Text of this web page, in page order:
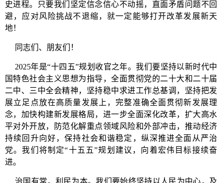
史进程。只要我们坚定信念信心不动摇，直面矛盾问题不回
避，应对风险挑战不退缩，就一定能够打开改革发展新天
地！
同志们、朋友们！
2025年是“十四五”规划收官之年。我们要坚持以新时代中
国特色社会主义思想为指导，全面贯彻党的二十大和二十届
二中、三中全会精神，坚持稳中求进工作总基调，坚持把发
展立足点放在高质量发展上，完整准确全面贯彻新发展理
念，加快构建新发展格局，进一步全面深化改革，扩大高水
平对外开放，防范化解重点领域风险和外部冲击，推动经济
持续回升向好，保持社会和谐稳定，纵深推进全面从严治
党。我们将制定“十五五”规划建议，向着宏伟目标接续奋
进。
治国有常，利民为本。我们要始终坚持以人民为中心，及